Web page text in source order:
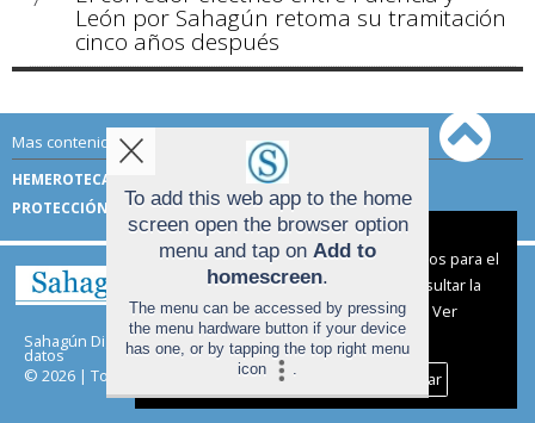
León por Sahagún retoma su tramitación
cinco años después
Mas contenido de Sahagún Digital:
HEMEROTECA
TÉRMINOS DE USO
PROTECCIÓN DE DATOS
Sahagún Digital | Términos de uso|Protección de
datos
© 2026 | Todos los derechos reservados
To add this web app to the home
screen open the browser option
menu and tap on Add to
homescreen.
The menu can be accessed by pressing
the menu hardware button if your device
has one, or by tapping the top right menu
icon
.
Aviso sobre el Uso de cookies:
Utilizamos cookies nuestras y de terceros para el
funcionamiento del digital. Puedes consultar la
lista de cookies y como desconectarlas.
Ver
nuestra Política de Privacidad y Cookies
Aceptar Cookies
Personalizar